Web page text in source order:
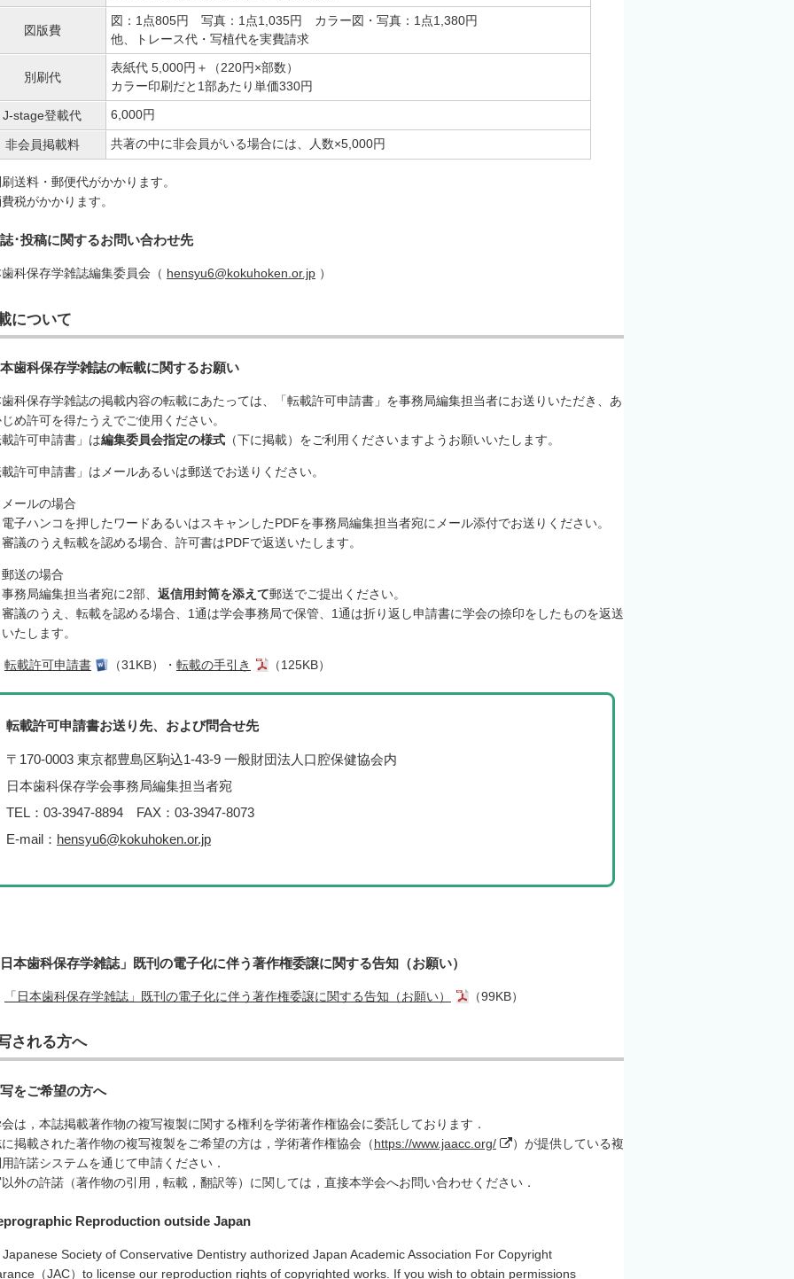
図版費
図：1点805円 写真：1点1,035円 カラー図・写真：1点1,380円
他、トレース代・写植代を実費請求
別刷代
表紙代 5,000円＋（220円×部数）
カラー印刷だと1部あたり単価330円
J-stage登載代 6,000円
非会員掲載料 共著の中に非会員がいる場合には、人数×5,000円
送料・郵便代がかかります。
税がかかります。
･投稿に関するお問い合わせ先
科保存学雑誌編集委員会（ hensyu6@kokuhoken.or.jp ）
について
歯科保存学雑誌の転載に関するお願い
科保存学雑誌の掲載内容の転載にあたっては、「転載許可申請書」を事務局編集担当者にお送りいただき、あ
め許可を得たうえでご使用ください。
許可申請書」は編集委員会指定の様式 （下に掲載）をご利用くださいますようお願いいたします。
許可申請書」はメールあるいは郵送でお送りください。
メールの場合
電子ハンコを押したワードあるいはスキャンしたPDFを事務局編集担当者宛にメール添付でお送りください。
審議のうえ転載を認める場合、許可書はPDFで返送いたします。
郵送の場合
事務局編集担当者宛に2部、 返信用封筒を添えて郵送でご提出ください。
審議のうえ、転載を認める場合、1通は学会事務局で保管、1通は折り返し申請書に学会の捺印をしたものを返送
いたします。
転載許可申請書 （31KB）・ 転載の手引き （125KB）
転載許可申請書お送り先、および問合せ先
〒170-0003 東京都豊島区駒込1-43-9 一般財団法人口腔保健協会内
日本歯科保存学会事務局編集担当者宛
TEL：03-3947-8894 FAX：03-3947-8073
E-mail： hensyu6@kokuhoken.or.jp
本歯科保存学雑誌」既刊の電子化に伴う著作権委譲に関する告知（お願い）
「日本歯科保存学雑誌」既刊の電子化に伴う著作権委譲に関する告知（お願い） （99KB）
される方へ
をご希望の方へ
は，本誌掲載著作物の複写複製に関する権利を学術著作権協会に委託しております．
掲載された著作物の複写複製をご希望の方は，学術著作権協会（https://www.jaacc.org/
）が提供している複
許諾システムを通じて申請ください．
外の許諾（著作物の引用，転載，翻訳等）に関しては，直接本学会へお問い合わせください．
Reproduction outside Japan
Society of Conservative Dentistry authorized Japan Academic Association For Copyright
（JAC）to license our reproduction rights of copyrighted works. If you wish to obtain permissions